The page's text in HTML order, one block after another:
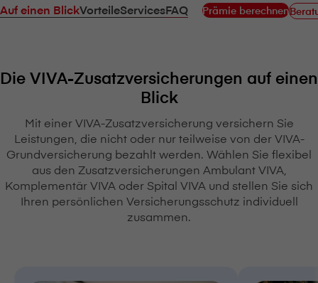
Auf einen BlickVorteileServicesFAQ Prämie berechnen
Die VIVA-Zusatzversicherungen auf einen
Blick
Mit einer VIVA-Zusatzversicherung versichern Sie
Leistungen, die nicht oder nur teilweise von der VIVA-
Grundversicherung bezahlt werden. Wählen Sie flexibel
aus den Zusatzversicherungen Ambulant VIVA,
Komplementär VIVA oder Spital VIVA und stellen Sie sich
Ihren persönlichen Versicherungsschutz individuell
zusammen.